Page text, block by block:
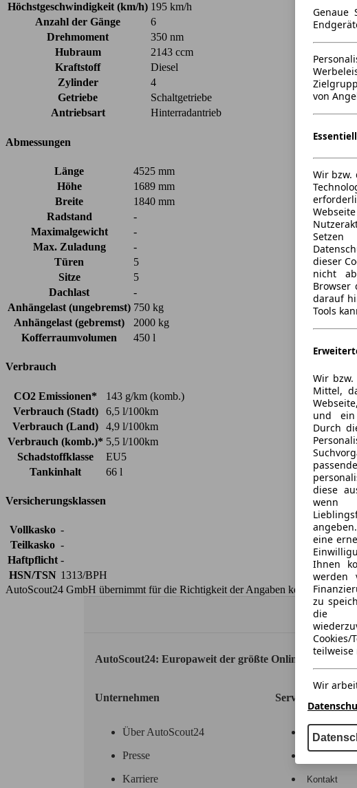
Höchstgeschwindigkeit (km/h) 195 km/h
Anzahl der Gänge
6
Drehmoment
350 nm
Hubraum
2143 ccm
Kraftstoff
Diesel
Zylinder
4
Getriebe
Schaltgetriebe
Antriebsart
Hinterradantrieb
Abmessungen
Länge
4525 mm
Höhe
1689 mm
Breite
1840 mm
Radstand
-
Maximalgewicht
-
Max. Zuladung
-
Türen
5
Sitze
5
Dachlast
-
Anhängelast (ungebremst) 750 kg
Anhängelast (gebremst)
2000 kg
Kofferraumvolumen
450 l
Verbrauch
CO2 Emissionen*
143 g/km (komb.)
Verbrauch (Stadt)
6,5 l/100km
Verbrauch (Land)
4,9 l/100km
Verbrauch (komb.)* 5,5 l/100km
Schadstoffklasse
EU5
Tankinhalt
66 l
Versicherungsklassen
Vollkasko -
Teilkasko -
Haftpflicht -
HSN/TSN 1313/BPH
AutoScout24 GmbH übernimmt für die Richtigkeit der Angaben keine Gewähr.
AutoScout24: Europaweit der größte Online-Automarkt.
Unternehmen
Über AutoScout24
Presse
Karriere
Service
Hilfe
Kontakt
Genaue
von
Wir bzw.
Setzen
dieser
nicht
Browser
darauf
Tools
Wir
Mittel,
und ein
Durch
diese
wenn
eine
Ihnen
werden
zu
die
teilweise
Wir